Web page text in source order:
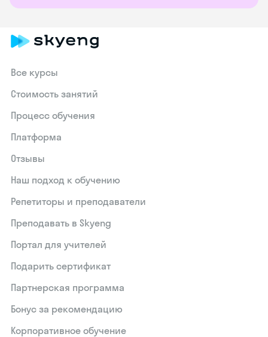
Все курсы
Стоимость занятий
Процесс обучения
Платформа
Отзывы
Наш подход к обучению
Репетиторы и преподаватели
Преподавать в Skyeng
Портал для учителей
Подарить сертификат
Партнерская программа
Бонус за рекомендацию
Корпоративное обучение